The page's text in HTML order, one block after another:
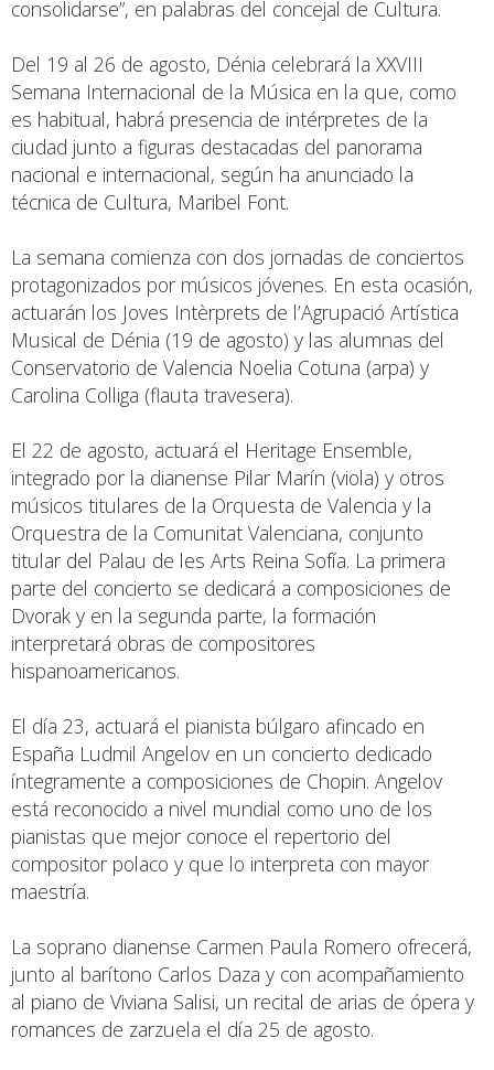
consolidarse”, en palabras del concejal de Cultura.
Del 19 al 26 de agosto, Dénia celebrará la XXVIII
Semana Internacional de la Música en la que, como
es habitual, habrá presencia de intérpretes de la
ciudad junto a figuras destacadas del panorama
nacional e internacional, según ha anunciado la
técnica de Cultura, Maribel Font.
La semana comienza con dos jornadas de conciertos
protagonizados por músicos jóvenes. En esta ocasión,
actuarán los Joves Intèrprets de l’Agrupació Artística
Musical de Dénia (19 de agosto) y las alumnas del
Conservatorio de Valencia Noelia Cotuna (arpa) y
Carolina Colliga (flauta travesera).
El 22 de agosto, actuará el Heritage Ensemble,
integrado por la dianense Pilar Marín (viola) y otros
músicos titulares de la Orquesta de Valencia y la
Orquestra de la Comunitat Valenciana, conjunto
titular del Palau de les Arts Reina Sofía. La primera
parte del concierto se dedicará a composiciones de
Dvorak y en la segunda parte, la formación
interpretará obras de compositores
hispanoamericanos.
El día 23, actuará el pianista búlgaro afincado en
España Ludmil Angelov en un concierto dedicado
íntegramente a composiciones de Chopin. Angelov
está reconocido a nivel mundial como uno de los
pianistas que mejor conoce el repertorio del
compositor polaco y que lo interpreta con mayor
maestría.
La soprano dianense Carmen Paula Romero ofrecerá,
junto al barítono Carlos Daza y con acompañamiento
al piano de Viviana Salisi, un recital de arias de ópera y
romances de zarzuela el día 25 de agosto.